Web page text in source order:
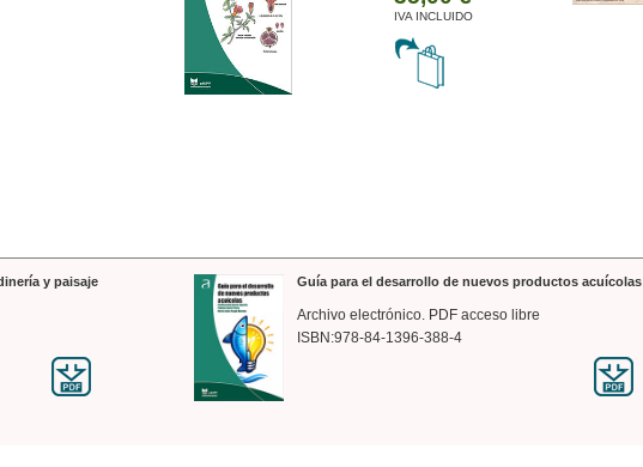
y paisaje Guía para el desarrollo de nuevos productos acuícolas
Archivo electrónico. PDF acceso libre
ISBN:978-84-1396-388-4